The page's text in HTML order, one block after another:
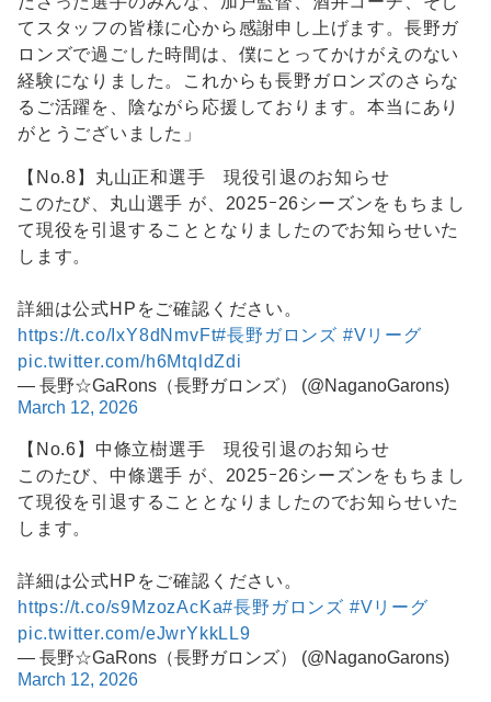
てスタッフの皆様に心から感謝申し上げます。長野ガ
ロンズで過ごした時間は、僕にとってかけがえのない
経験になりました。これからも長野ガロンズのさらな
るご活躍を、陰ながら応援しております。本当にあり
がとうございました」
【No.8】丸山正和選手 現役引退のお知らせ
このたび、丸山選手 が、2025ｰ26シーズンをもちまし
て現役を引退することとなりましたのでお知らせいた
します。
詳細は公式HPをご確認ください。
https://t.co/IxY8dNmvFt#長野ガロンズ #Vリーグ
pic.twitter.com/h6MtqldZdi
— 長野☆GaRons（長野ガロンズ） (@NaganoGarons)
March 12, 2026
【No.6】中條立樹選手 現役引退のお知らせ
このたび、中條選手 が、2025ｰ26シーズンをもちまし
て現役を引退することとなりましたのでお知らせいた
します。
詳細は公式HPをご確認ください。
https://t.co/s9MzozAcKa#長野ガロンズ #Vリーグ
pic.twitter.com/eJwrYkkLL9
— 長野☆GaRons（長野ガロンズ） (@NaganoGarons)
March 12, 2026